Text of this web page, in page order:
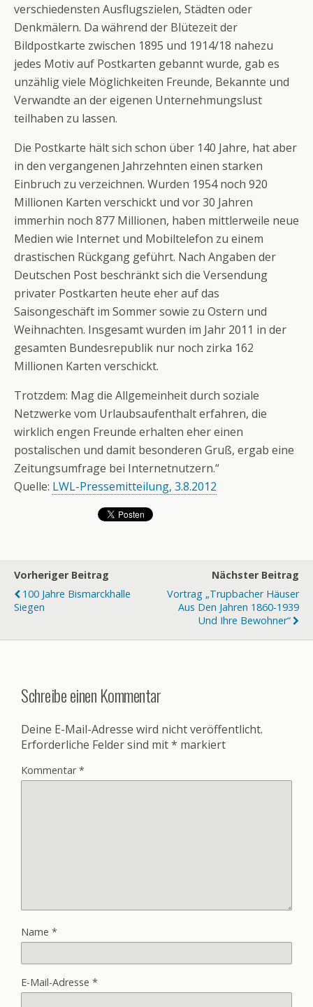
verschiedensten Ausflugszielen, Städten oder
Denkmälern. Da während der Blütezeit der
Bildpostkarte zwischen 1895 und 1914/18 nahezu
jedes Motiv auf Postkarten gebannt wurde, gab es
unzählig viele Möglichkeiten Freunde, Bekannte und
Verwandte an der eigenen Unternehmungslust
teilhaben zu lassen.
Die Postkarte hält sich schon über 140 Jahre, hat aber
in den vergangenen Jahrzehnten einen starken
Einbruch zu verzeichnen. Wurden 1954 noch 920
Millionen Karten verschickt und vor 30 Jahren
immerhin noch 877 Millionen, haben mittlerweile neue
Medien wie Internet und Mobiltelefon zu einem
drastischen Rückgang geführt. Nach Angaben der
Deutschen Post beschränkt sich die Versendung
privater Postkarten heute eher auf das
Saisongeschäft im Sommer sowie zu Ostern und
Weihnachten. Insgesamt wurden im Jahr 2011 in der
gesamten Bundesrepublik nur noch zirka 162
Millionen Karten verschickt.
Trotzdem: Mag die Allgemeinheit durch soziale
Netzwerke vom Urlaubsaufenthalt erfahren, die
wirklich engen Freunde erhalten eher einen
postalischen und damit besonderen Gruß, ergab eine
Zeitungsumfrage bei Internetnutzern.“
Quelle: LWL-Pressemitteilung, 3.8.2012
Vorheriger Beitrag
100 Jahre Bismarckhalle
Siegen
Nächster Beitrag
Vortrag „Trupbacher Häuser
Aus Den Jahren 1860-1939
Und Ihre Bewohner“
Schreibe einen Kommentar
Deine E-Mail-Adresse wird nicht veröffentlicht.
Erforderliche Felder sind mit* markiert
Kommentar*
Name *
E-Mail-Adresse *